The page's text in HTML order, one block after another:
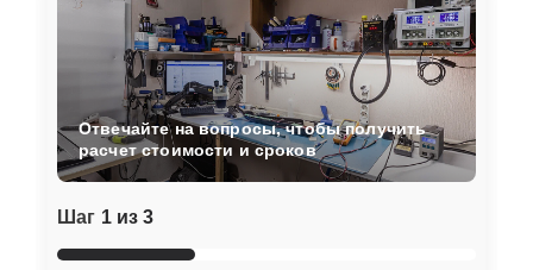
Шаг 1 из 3
Отвечайте на вопросы, чтобы получить
расчет стоимости и сроков